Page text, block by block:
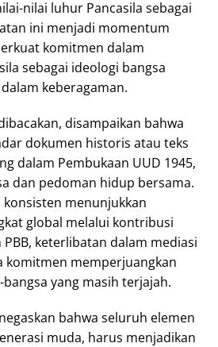
nilai luhur Pancasila sebagai
ini menjadi momentum
komitmen dalam
sebagai ideologi bangsa
keberagaman.
disampaikan bahwa
dokumen historis atau teks
dalam Pembukaan UUD 1945,
dan pedoman hidup bersama.
menunjukkan
global melalui kontribusi
keterlibatan dalam mediasi
komitmen memperjuangkan
yang masih terjajah.
bahwa seluruh elemen
muda, harus menjadikan